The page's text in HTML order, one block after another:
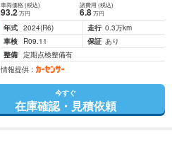
車両価格(税込)
93.2万円
諸費用 (税込)
6.8 万円
年式 2024(R6) 走行 0.3万km
車検
R09.11 保証 あり
整備 定期点検整備有
情報提供：
今すぐ
在庫確認・見積依頼